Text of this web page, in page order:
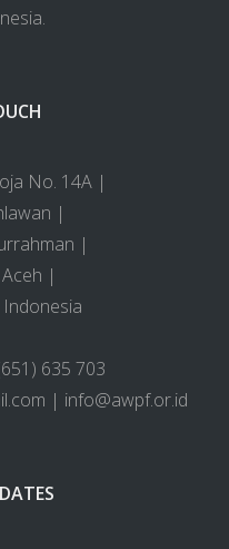
No. 14A |
|
|
|
635 703
| info@awpf.or.id